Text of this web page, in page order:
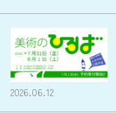
2026.06.12